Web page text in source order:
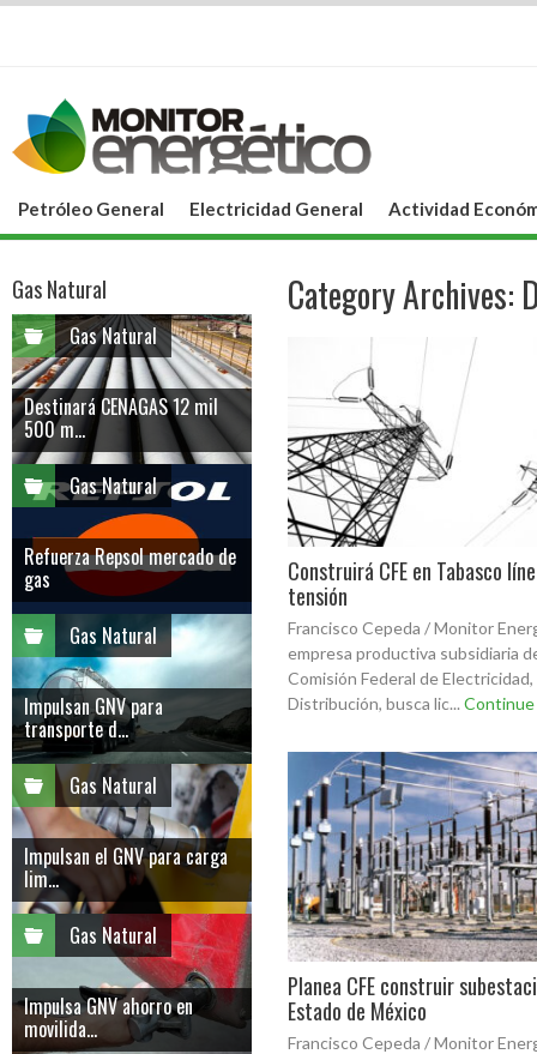
Petróleo General Electricidad General Actividad
Category Archives:
Construirá CFE en Tabasco
tensión
Francisco Cepeda / Monitor
empresa productiva subsidiaria
Comisión Federal de Electricidad,
Distribución, busca lic... Continue
Planea CFE construir
Estado de México
Francisco Cepeda / Monitor
Gas Natural
Gas Natural
Destinará CENAGAS 12 mil
500 m...
Gas Natural
Refuerza Repsol mercado de
gas
Gas Natural
Impulsan GNV para
transporte d...
Gas Natural
Impulsan el GNV para carga
lim...
Gas Natural
Impulsa GNV ahorro en
movilida...